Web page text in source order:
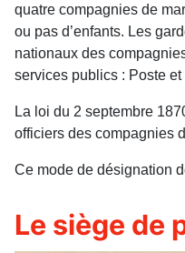
quatre compagnies de
ou pas d’enfants. Les
nationaux des
services publics : Poste
La loi du 2 septembre
officiers des compagnies
Ce mode de désignation
Le siège de